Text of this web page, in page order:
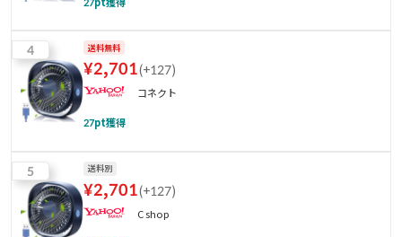
4 送料無料
¥2,701(+127)
コネクト
27pt獲得
5 送料別
¥2,701(+127)
C shop